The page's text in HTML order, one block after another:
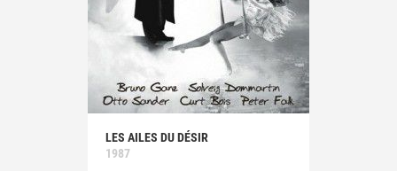
LES AILES DU DÉSIR
1987